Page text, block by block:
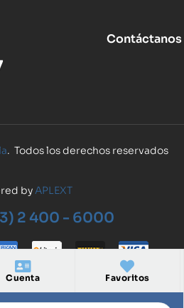
Cuenta Favoritos
Contáctanos
. Todos los derechos reservados
byAPLEXT
2 400 - 6000